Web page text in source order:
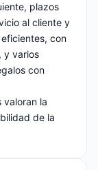
plazos
al cliente y
con
y varios
con
valoran la
de la